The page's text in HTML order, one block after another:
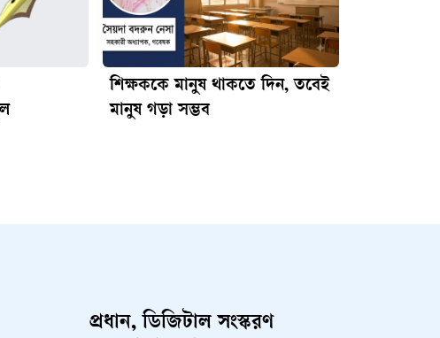
শিক্ষককে মানুষ থাকতে দিন, তবেই
মানুষ গড়া সম্ভব
প্রধান, ডিজিটাল সংস্করণ